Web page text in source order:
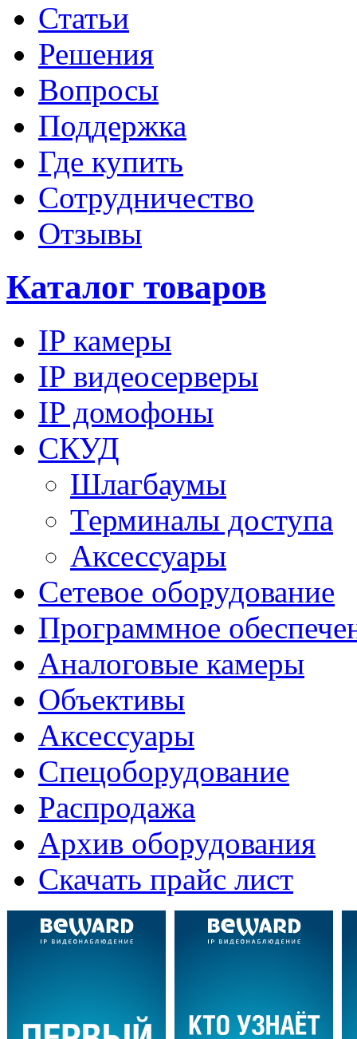
Статьи
Решения
Вопросы
Поддержка
Где купить
Сотрудничество
Отзывы
Каталог товаров
IP камеры
IP видеосерверы
IP домофоны
СКУД
Шлагбаумы
Терминалы доступа
Аксессуары
Сетевое оборудование
Программное
Аналоговые камеры
Объективы
Аксессуары
Спецоборудование
Распродажа
Архив оборудования
Скачать прайс лист